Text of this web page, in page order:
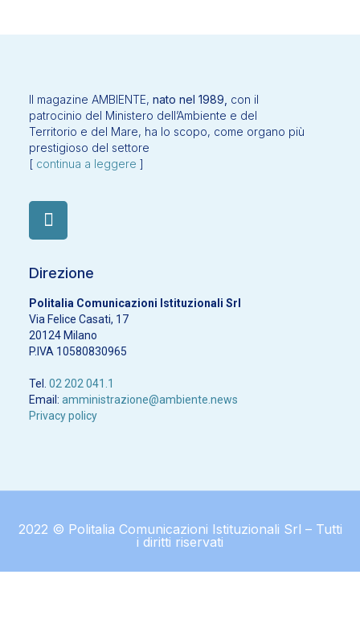
Il magazine AMBIENTE, nato nel 1989, con il
patrocinio del Ministero dell’Ambiente e del
Territorio e del Mare, ha lo scopo, come organo più
prestigioso del settore
[ continua a leggere ]
Direzione
Politalia Comunicazioni Istituzionali Srl
Via Felice Casati, 17
20124 Milano
P.IVA 10580830965
Tel. 02 202 041.1
Email: amministrazione@ambiente.news
Privacy policy
2022 © Politalia Comunicazioni Istituzionali Srl – Tutti
i diritti riservati